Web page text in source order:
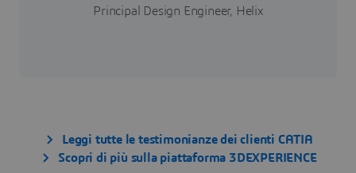
Principal Design Engineer, Helix
Leggi tutte le testimonianze dei clienti CATIA
Scopri di più sulla piattaforma 3DEXPERIENCE